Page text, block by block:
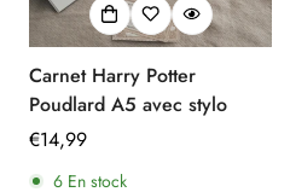
Carnet Harry Potter
Poudlard A5 avec stylo
Prix
régulier
€14,99
6 En stock